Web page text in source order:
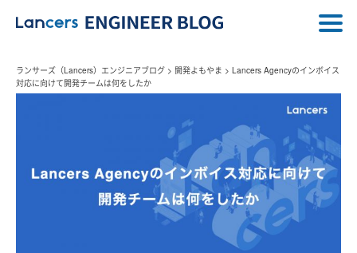
ランサーズ（Lancers）エンジニアブログ > 開発よもやま > Lancers Agencyのインボイス
対応に向けて開発チームは何をしたか